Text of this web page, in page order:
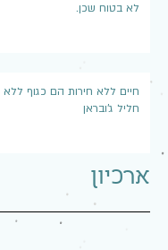
לא בטוח שכן.
חיים ללא חירות הם כגוף
חליל ג'ובראן
ארכיון